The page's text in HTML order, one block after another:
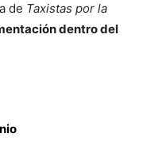
de Taxistas por la
dentro del